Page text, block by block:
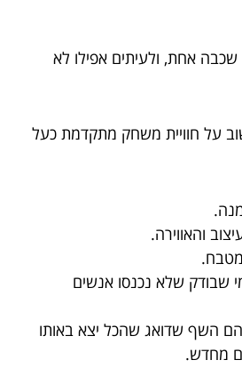
אחת, ולעיתים אפילו לא
על חוויית משחק מתקדמת כעל
והאווירה.
שבודק שלא נכנסו אנשים
הם השף שדואג שהכל יצא באותו
מחדש.